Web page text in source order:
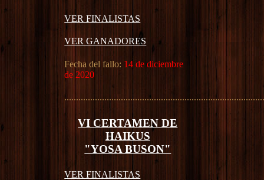
VER FINALISTAS
VER GANADORES
Fecha del fallo: 14 de diciembre
de 2020
VI CERTAMEN DE
HAIKUS
"YOSA BUSON"
VER FINALISTAS